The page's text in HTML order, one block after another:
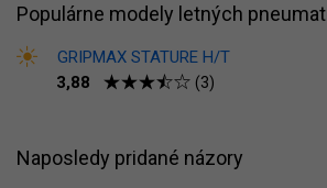
Populárne modely letných
GRIPMAX STATURE H/T
3,88
(3)
Naposledy pridané názory